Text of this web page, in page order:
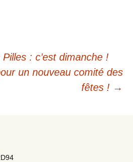
: c’est dimanche !
un nouveau comité des
fêtes ! →